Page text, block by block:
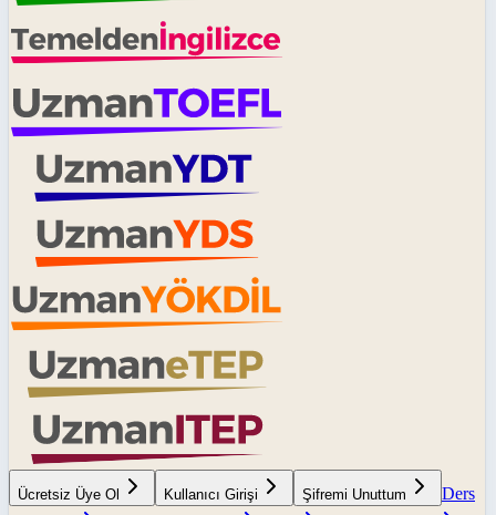
Ücretsiz Üye Ol Kullanıcı Girişi Şifremi Unuttum
Ders